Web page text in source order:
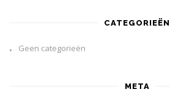
CATEGORIEËN
Geen categorieën
META